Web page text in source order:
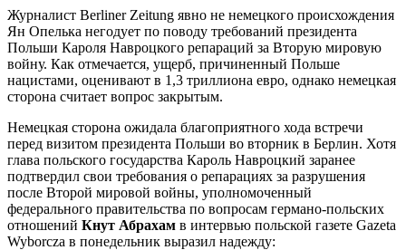
Журналист Berliner Zeitung явно не немецкого происхождения
Ян Опелька негодует по поводу требований президента
Польши Кароля Навроцкого репараций за Вторую мировую
войну. Как отмечается, ущерб, причиненный Польше
нацистами, оценивают в 1,3 триллиона евро, однако немецкая
сторона считает вопрос закрытым.
Немецкая сторона ожидала благоприятного хода встречи
перед визитом президента Польши во вторник в Берлин. Хотя
глава польского государства Кароль Навроцкий заранее
подтвердил свои требования о репарациях за разрушения
после Второй мировой войны, уполномоченный
федерального правительства по вопросам германо-польских
отношений Кнут Абрахам в интервью польской газете Gazeta
Wyborcza в понедельник выразил надежду: